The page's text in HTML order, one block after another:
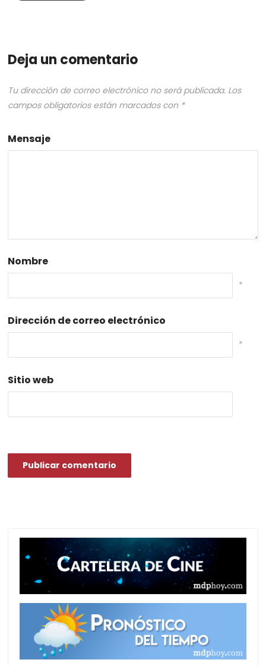
Deja un comentario
Tu dirección de correo electrónico no será publicada. Los
campos obligatorios están marcados con *
Mensaje
Nombre
*
Dirección de correo electrónico
*
Sitio web